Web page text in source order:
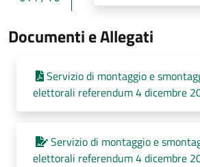
Documenti e Allegati
Servizio di montaggio e
elettorali referendum 4 dicembre
Servizio di montaggio e
elettorali referendum 4 dicembre